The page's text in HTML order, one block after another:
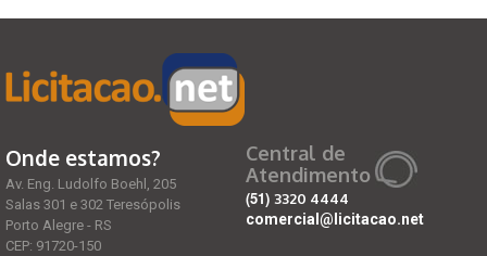
Onde estamos?
Av. Eng. Ludolfo Boehl, 205
Salas 301 e 302 Teresópolis
Porto Alegre - RS
CEP: 91720-150
Central de
Atendimento
(51) 3320 4444
comercial@licitacao.net